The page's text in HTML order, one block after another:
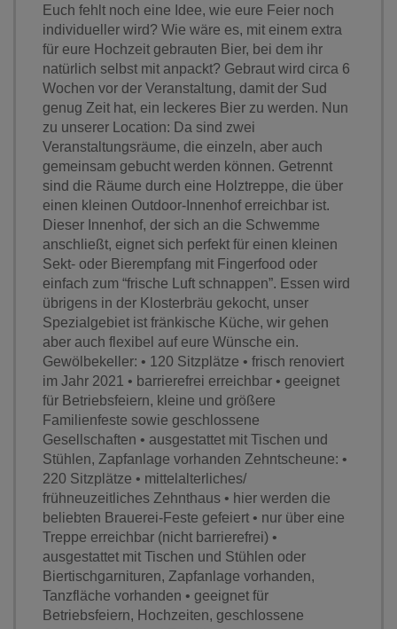
Euch fehlt noch eine Idee, wie eure Feier noch
individueller wird? Wie wäre es, mit einem extra
für eure Hochzeit gebrauten Bier, bei dem ihr
natürlich selbst mit anpackt? Gebraut wird circa 6
Wochen vor der Veranstaltung, damit der Sud
genug Zeit hat, ein leckeres Bier zu werden. Nun
zu unserer Location: Da sind zwei
Veranstaltungsräume, die einzeln, aber auch
gemeinsam gebucht werden können. Getrennt
sind die Räume durch eine Holztreppe, die über
einen kleinen Outdoor-Innenhof erreichbar ist.
Dieser Innenhof, der sich an die Schwemme
anschließt, eignet sich perfekt für einen kleinen
Sekt- oder Bierempfang mit Fingerfood oder
einfach zum “frische Luft schnappen”. Essen wird
übrigens in der Klosterbräu gekocht, unser
Spezialgebiet ist fränkische Küche, wir gehen
aber auch flexibel auf eure Wünsche ein.
Gewölbekeller: • 120 Sitzplätze • frisch renoviert
im Jahr 2021 • barrierefrei erreichbar • geeignet
für Betriebsfeiern, kleine und größere
Familienfeste sowie geschlossene
Gesellschaften • ausgestattet mit Tischen und
Stühlen, Zapfanlage vorhanden Zehntscheune: •
220 Sitzplätze • mittelalterliches/
frühneuzeitliches Zehnthaus • hier werden die
beliebten Brauerei-Feste gefeiert • nur über eine
Treppe erreichbar (nicht barrierefrei) •
ausgestattet mit Tischen und Stühlen oder
Biertischgarnituren, Zapfanlage vorhanden,
Tanzfläche vorhanden • geeignet für
Betriebsfeiern, Hochzeiten, geschlossene